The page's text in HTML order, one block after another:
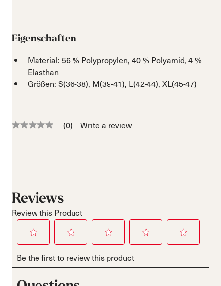
Eigenschaften
Material: 56 % Polypropylen, 40 % Polyamid, 4 %
Elasthan
Größen: S(36-38), M(39-41), L(42-44), XL(45-47)
No (0) Write a review